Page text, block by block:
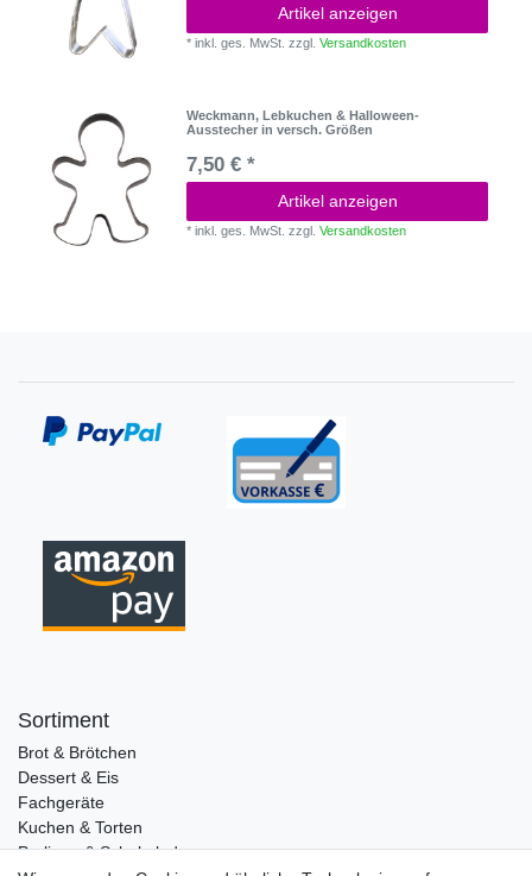
Artikel anzeigen
*inkl. ges. MwSt. zzgl.Versandkosten
Weckmann, Lebkuchen & Halloween-
Ausstecher in versch. Größen
7,50 € *
Artikel anzeigen
*inkl. ges. MwSt. zzgl.Versandkosten
Sortiment
Brot & Brötchen
Dessert & Eis
Fachgeräte
Kuchen & Torten
Pralinen & Schokolade